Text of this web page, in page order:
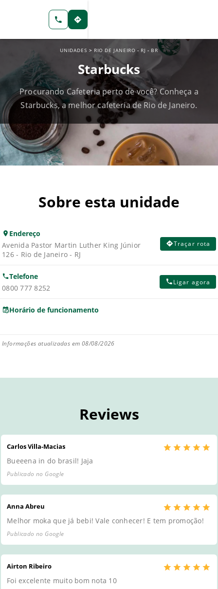
UNIDADES > RIO DE JANEIRO - RJ - BR
Starbucks
Procurando Cafeteria perto de você? Conheça a
Starbucks, a melhor cafeteria de Rio de Janeiro.
Sobre esta unidade
Endereço
Avenida Pastor Martin Luther King Júnior
126 - Rio de Janeiro - RJ
Traçar rota
Telefone
0800 777 8252
Ligar agora
Horário de funcionamento
Informações atualizadas em 08/08/2026
Reviews
Carlos Villa-Macias
Bueeena in do brasil! Jaja
Publicado no Google
Anna Abreu
Melhor moka que já bebi! Vale conhecer! E tem promoção!
Publicado no Google
Airton Ribeiro
Foi excelente muito bom nota 10